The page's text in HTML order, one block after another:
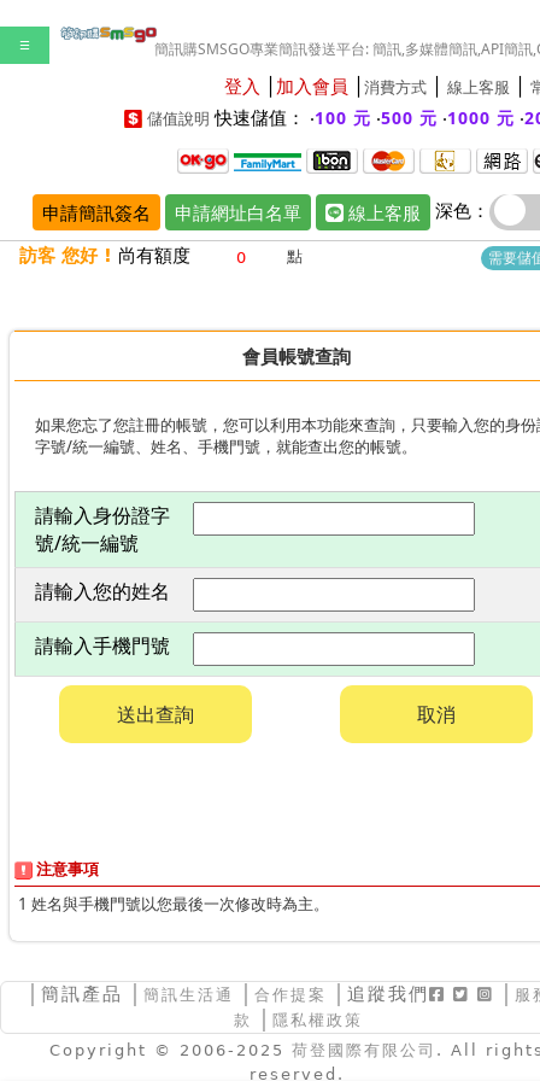
☰ 簡訊購SMSGO專業簡訊發送平台: 簡訊,多媒體簡訊,API簡訊
登入 加入會員 消費方式 線上客服
儲值說明 快速儲值： ‧100 元 ‧500 元 ‧1000 元 ‧
申請簡訊簽名 申請網址白名單 線上客服 深色：
訪客 您好 ! 尚有額度 點 需要儲
會員帳號查詢
如果您忘了您註冊的帳號，您可以利用本功能來查詢，只要輸入您的身份
字號/統一編號、姓名、手機門號，就能查出您的帳號。
請輸入身份證字
號/統一編號
請輸入您的姓名
請輸入手機門號
送出查詢 取消
注意事項
1 姓名與手機門號以您最後一次修改時為主。
簡訊產品 簡訊生活通 合作提案 │追蹤我們
服
款
隱私權政策
Copyright © 2006-2025 荷登國際有限公司 . All
reserved.